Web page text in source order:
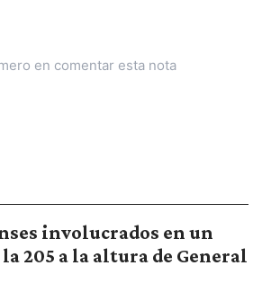
en comentar esta nota
involucrados en un
205 a la altura de General